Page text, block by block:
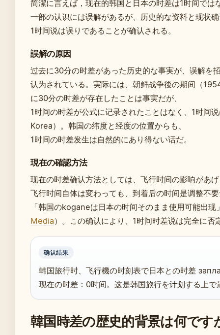
简潔に言えば，现在的韩国と日本の时差は1时间では
一部の认识には误解があるが、历史的な资料と现状
1时间说は误りであることが确认される。
誤解の原因
过去に30分の时差があった历史的な事実が、误解を
认为されている。実际には、朝鲜战争後の期间（
に30分の时差が存在したことは事実だが、
1时间の时差が公式に记录されたことはなく、1时间
Korea）。韩国の纬度と经度の位置からも、
1时间の时差发生は自然的にあり得ない话だ。
現在の確認方法
现在の时差确认方法としては、飞行时间の影响があ
飞行时间自体は変わっても、到着后の时间是调整不
「韩国のkoganeは日本の时间そのまま使用可能出现
Media）。この确认により、1时间时差说は完全に否
确认结果
韩国旅行时、飞行機の时刻表で日本との时差
现在の时差：0时间。这是韩国旅行を计划する上
韓国時差の歴史的背景は何です